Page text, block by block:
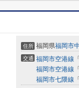
住所 福岡県福岡市
交通 福岡市空港線 「
福岡市空港線 「
福岡市七隈線 「